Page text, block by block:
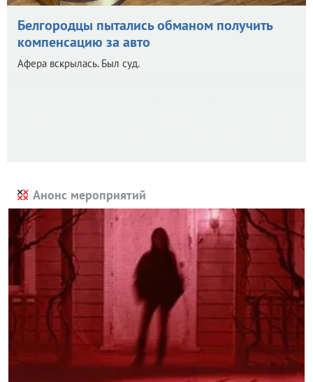
Белгородцы пытались обманом получить
компенсацию за авто
Афера вскрылась. Был суд.
Анонс мероприятий